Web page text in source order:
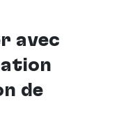
avec
de